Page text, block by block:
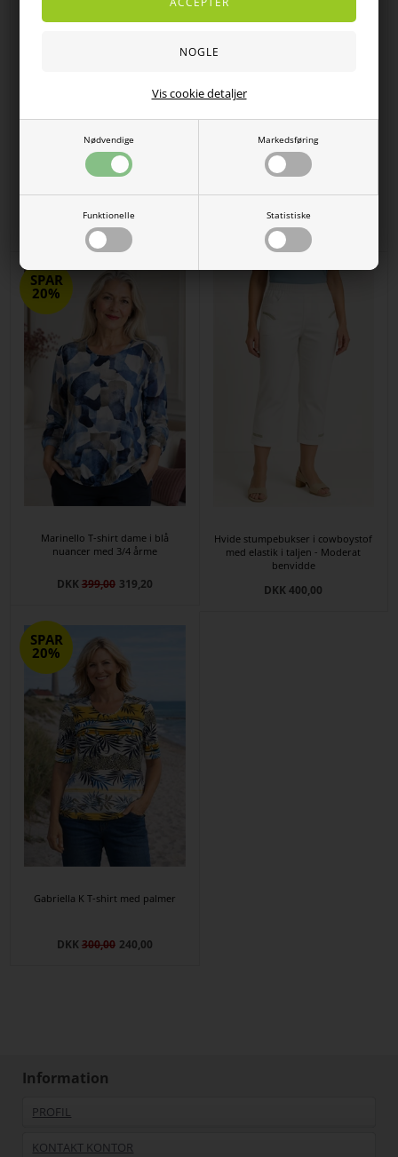
Nødvendige Markedsføring
Funktionelle Statistiske
Vis cookie detaljer
strikket mønster
DKK 600,00
farver
DKK400,00 320,00
SPAR
20%
Marinello T-shirt dame i blå
nuancer med 3/4 årme
DKK399,00 319,20
Hvide stumpebukser i cowboystof
med elastik i taljen - Moderat
benvidde
DKK 400,00
SPAR
20%
Gabriella K T-shirt med palmer
DKK300,00 240,00
Information
PROFIL
KONTAKT KONTOR